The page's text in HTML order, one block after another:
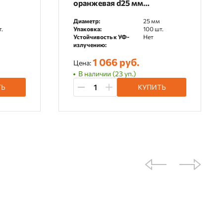
оранжевая d25 мм
Промрукав
Диаметр:
25 мм
Упаковка:
100 шт.
Устойчивость к УФ-
излучению:
Нет
Цена:1 066 руб.
В наличии (23 уп.)
КУПИТЬ